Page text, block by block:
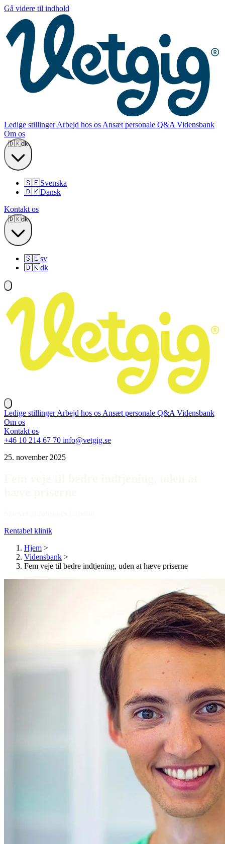
Gå videre til indhold
Ledige stillingerArbejd hos os Ansæt personale Q&A Vidensbank
Om os
🇩🇰dk
🇸🇪Svenska
🇩🇰Dansk
Kontakt os
🇩🇰dk
🇸🇪sv
🇩🇰dk
Ledige stillingerArbejd hos os Ansæt personale Q&A Vidensbank
Om os
Kontakt os
+46 10 214 67 70 info@vetgig.se
25. november 2025
Rentabel klinik
Hjem >
Vidensbank >
Fem veje til bedre indtjening, uden at hæve priserne